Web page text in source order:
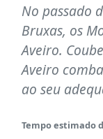
No passado
Bruxas, os
Aveiro.
Aveiro
ao seu
Tempo estimado